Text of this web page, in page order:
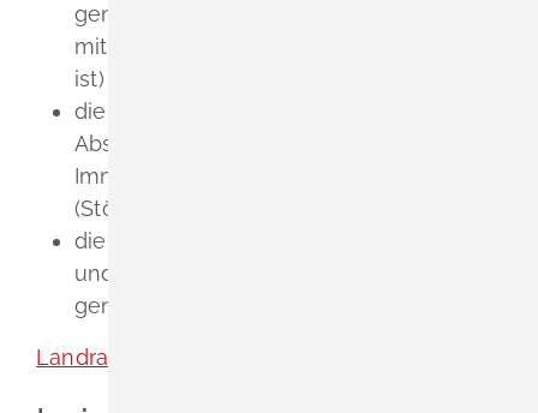
genehmigungsbedürftige Anlagen, die
mit dem Buchstaben E gekennzeichnet
ist)
die einen Betriebsbereich nach § 3
Absatz 5a des Bundes-
Immissionsschutzgesetzes (BImSchG)
(Störfallbetrieb) darstellt oder
die nach § 60 Absatz 3 Satz 1 Nummer 2
und 3 Wasserhaushaltsgesetz (WHG)
genehmigungsbedürftig ist.
Landratsamt Lörrach